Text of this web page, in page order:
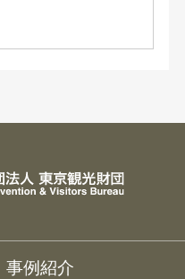
事例紹介